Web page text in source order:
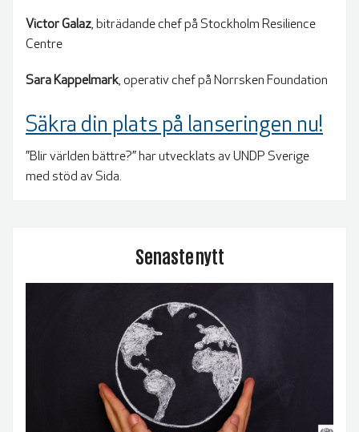
Victor Galaz, biträdande chef på Stockholm Resilience
Centre
Sara Kappelmark, operativ chef på Norrsken Foundation
Säkra din plats på lanseringen nu!
”Blir världen bättre?” har utvecklats av UNDP Sverige
med stöd av Sida.
Senaste nytt